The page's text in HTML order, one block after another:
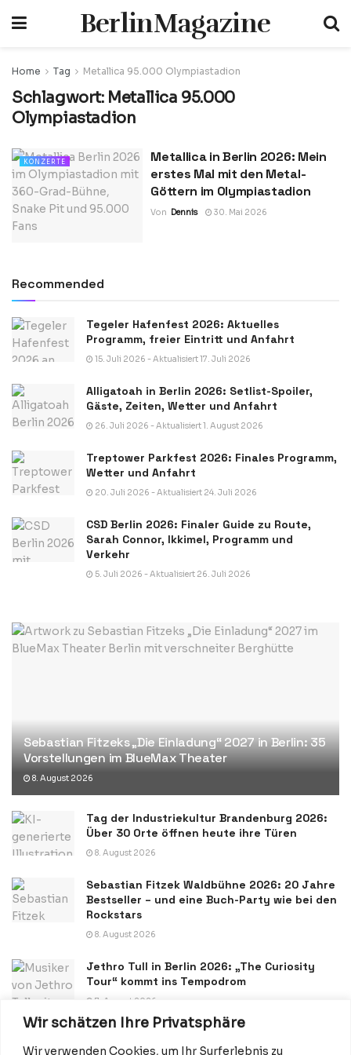
Wir schätzen Ihre Privatsphäre
Wir verwenden Cookies, um Ihr Surferlebnis zu
BerlinMagazine
Home Tag Metallica 95.000 Olympiastadion
Schlagwort: Metallica 95.000
Olympiastadion
KONZERTE
Metallica in Berlin 2026: Mein
erstes Mal mit den Metal-
Göttern im Olympiastadion
Von Dennis 30. Mai 2026
Recommended
Tegeler Hafenfest 2026: Aktuelles
Programm, freier Eintritt und Anfahrt
15. Juli 2026 - Aktualisiert 17. Juli 2026
Alligatoah in Berlin 2026: Setlist-Spoiler,
Gäste, Zeiten, Wetter und Anfahrt
26. Juli 2026 - Aktualisiert 1. August 2026
Treptower Parkfest 2026: Finales Programm,
Wetter und Anfahrt
20. Juli 2026 - Aktualisiert 24. Juli 2026
CSD Berlin 2026: Finaler Guide zu Route,
Sarah Connor, Ikkimel, Programm und
Verkehr
5. Juli 2026 - Aktualisiert 26. Juli 2026
Sebastian Fitzeks „Die Einladung“ 2027 in Berlin: 35
Vorstellungen im BlueMax Theater
8. August 2026
Tag der Industriekultur Brandenburg 2026:
Über 30 Orte öffnen heute ihre Türen
8. August 2026
Sebastian Fitzek Waldbühne 2026: 20 Jahre
Bestseller – und eine Buch-Party wie bei den
Rockstars
8. August 2026
Jethro Tull in Berlin 2026: „The Curiosity
Tour“ kommt ins Tempodrom
7. August 2026